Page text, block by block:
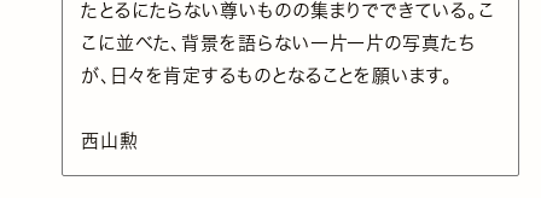
たとるにたらない尊いものの集まりでできている。こ
こに並べた、背景を語らない一片一片の写真たち
が、日々を肯定するものとなることを願います。
西山勲